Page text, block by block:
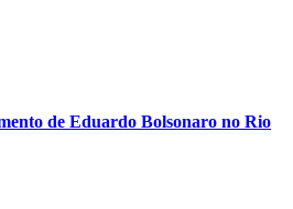
de Eduardo Bolsonaro no Rio